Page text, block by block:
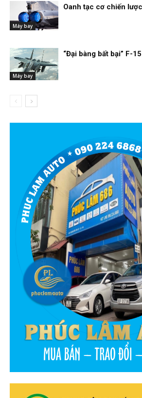
Máy bay
Oanh tạc cơ chiến
Máy bay
“Đại bàng bất bại” F-15